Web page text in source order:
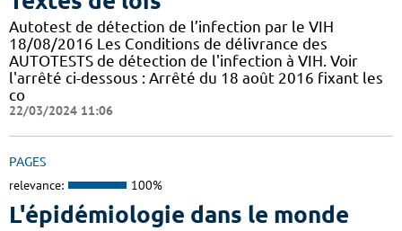
Autotest de détection de l’infection par le VIH
18/08/2016 Les Conditions de délivrance des
AUTOTESTS de détection de l'infection à VIH. Voir
l'arrêté ci-dessous : Arrêté du 18 août 2016 fixant les
co
22/03/2024 11:06
PAGES
relevance: 100%
L'épidémiologie dans le monde